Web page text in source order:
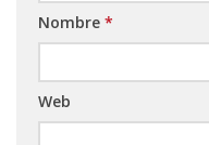
Nombre *
Web